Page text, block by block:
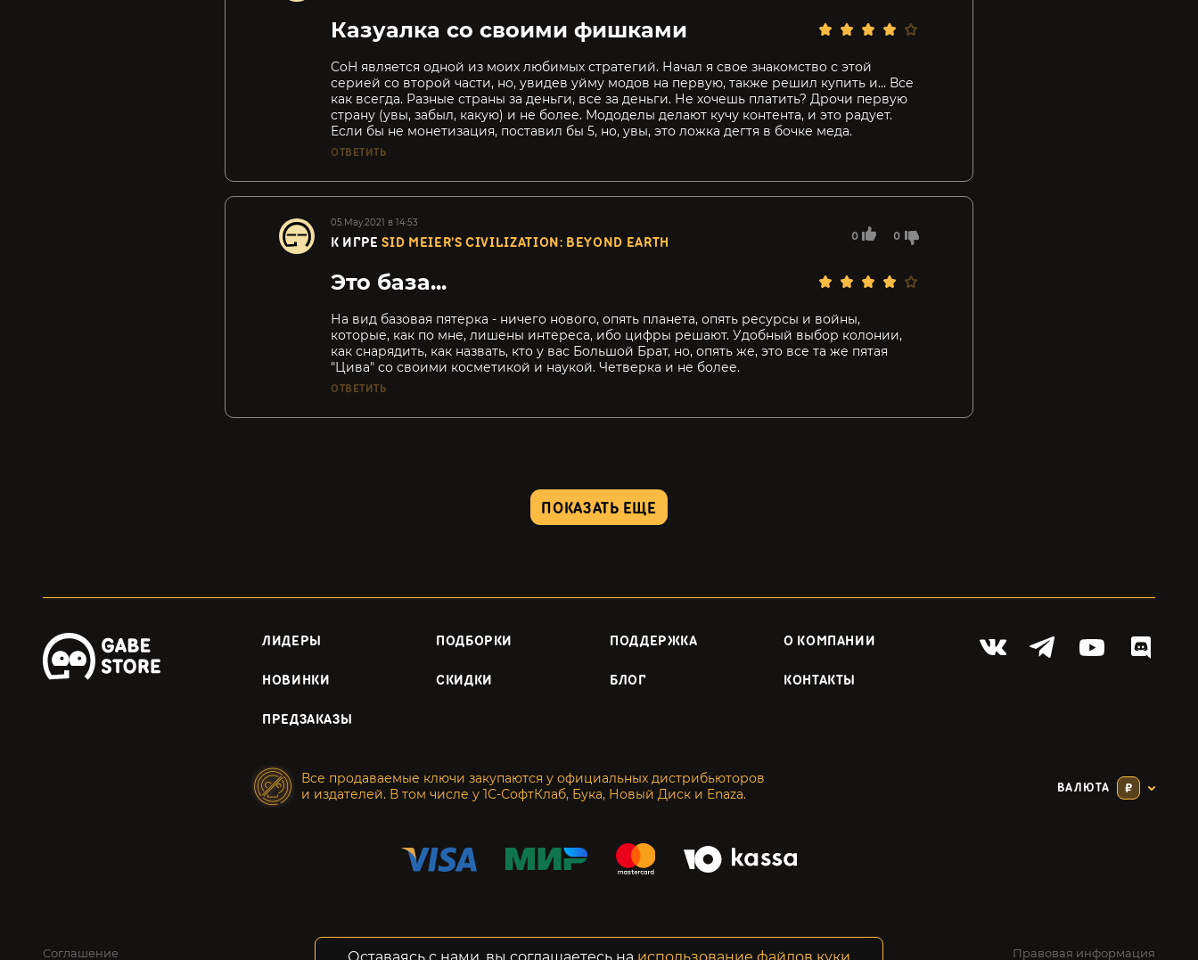
Казуалка со своими фишками
CoH является одной из моих любимых стратегий. Начал я свое знакомство с этой
серией со второй части, но, увидев уйму модов на первую, также решил купить и... Все
как всегда. Разные страны за деньги, все за деньги. Не хочешь платить? Дрочи первую
страну (увы, забыл, какую) и не более. Мододелы делают кучу контента, и это радует.
Если бы не монетизация, поставил бы 5, но, увы, это ложка дегтя в бочке меда.
ОТВЕТИТЬ
05.May.2021 в 14:53
К ИГРЕSID MEIER'S CIVILIZATION: BEYOND EARTH 0 0
Это база...
На вид базовая пятерка - ничего нового, опять планета, опять ресурсы и войны,
которые, как по мне, лишены интереса, ибо цифры решают. Удобный выбор колонии,
как снарядить, как назвать, кто у вас Большой Брат, но, опять же, это все та же пятая
"Цива" со своими косметикой и наукой. Четверка и не более.
ОТВЕТИТЬ
ПОКАЗАТЬ ЕЩЕ
ЛИДЕРЫ ПОДБОРКИ ПОДДЕРЖКА О КОМПАНИИ
НОВИНКИ СКИДКИ БЛОГ КОНТАКТЫ
ПРЕДЗАКАЗЫ
Все продаваемые ключи закупаются у официальных дистрибьюторов
и издателей. В том числе у 1С-СофтКлаб, Бука, Новый Диск и Enaza.
ВАЛЮТА ₽
Соглашение Конфиденциальность Возвраты Правовая информация